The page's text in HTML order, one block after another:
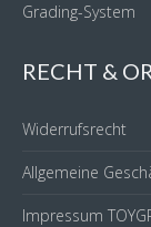
Grading-System
RECHT &
Widerrufsrecht
Allgemeine
Impressum